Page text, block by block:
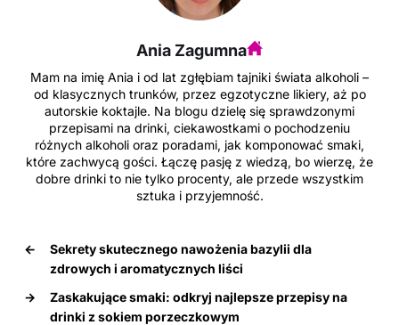
Ania Zagumna
Mam na imię Ania i od lat zgłębiam tajniki świata alkoholi –
od klasycznych trunków, przez egzotyczne likiery, aż po
autorskie koktajle. Na blogu dzielę się sprawdzonymi
przepisami na drinki, ciekawostkami o pochodzeniu
różnych alkoholi oraz poradami, jak komponować smaki,
które zachwycą gości. Łączę pasję z wiedzą, bo wierzę, że
dobre drinki to nie tylko procenty, ale przede wszystkim
sztuka i przyjemność.
←
Sekrety skutecznego nawożenia bazylii dla
zdrowych i aromatycznych liści
→
Zaskakujące smaki: odkryj najlepsze przepisy na
drinki z sokiem porzeczkowym